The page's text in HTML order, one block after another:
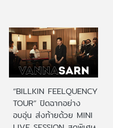
“BILLKIN FEELQUENCY
TOUR” ปิดฉากอย่าง
อบอุ่น ส่งท้ายด้วย MINI